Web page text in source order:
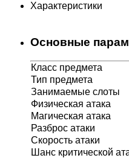
Характеристики
Основные
Класс предмета
Тип предмета
Занимаемые слоты
Физическая атака
Магическая атака
Разброс атаки
Скорость атаки
Шанс критической